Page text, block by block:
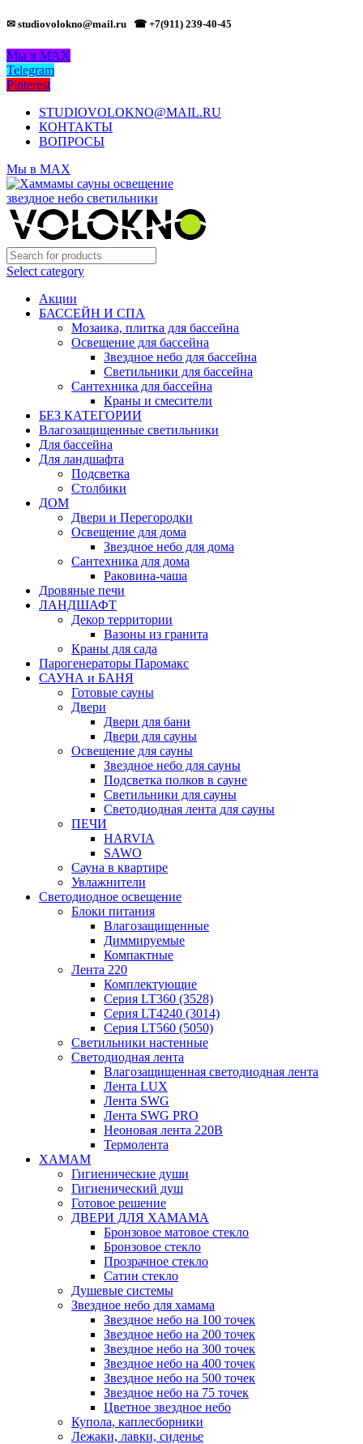
✉ studiovolokno@mail.ru ☎ +7(911) 239-40-45
Мы в MAX
Telegram
Pinterest
STUDIOVOLOKNO@MAIL.RU
КОНТАКТЫ
ВОПРОСЫ
Мы в MAX
Select category
Акции
БАССЕЙН И СПА
Мозаика, плитка для бассейна
Освещение для бассейна
Звездное небо для бассейна
Светильники для бассейна
Сантехника для бассейна
Краны и смесители
БЕЗ КАТЕГОРИИ
Влагозащищенные светильники
Для бассейна
Для ландшафта
Подсветка
Столбики
ДОМ
Двери и Перегородки
Освещение для дома
Звездное небо для дома
Сантехника для дома
Раковина-чаша
Дровяные печи
ЛАНДШАФТ
Декор территории
Вазоны из гранита
Краны для сада
Парогенераторы Паромакс
САУНА и БАНЯ
Готовые сауны
Двери
Двери для бани
Двери для сауны
Освещение для сауны
Звездное небо для сауны
Подсветка полков в сауне
Светильники для сауны
Светодиодная лента для сауны
ПЕЧИ
HARVIA
SAWO
Сауна в квартире
Увлажнители
Светодиодное освещение
Блоки питания
Влагозащищенные
Диммируемые
Компактные
Лента 220
Комплектующие
Серия LT360 (3528)
Серия LT4240 (3014)
Серия LT560 (5050)
Светильники настенные
Светодиодная лента
Влагозащищенная светодиодная лента
Лента LUX
Лента SWG
Лента SWG PRO
Неоновая лента 220В
Термолента
ХАМАМ
Гигиенические души
Гигиенический душ
Готовое решение
ДВЕРИ ДЛЯ ХАМАМА
Бронзовое матовое стекло
Бронзовое стекло
Прозрачное стекло
Сатин стекло
Душевые системы
Звездное небо для хамама
Звездное небо на 100 точек
Звездное небо на 200 точек
Звездное небо на 300 точек
Звездное небо на 400 точек
Звездное небо на 500 точек
Звездное небо на 75 точек
Цветное звездное небо
Купола, каплесборники
Лежаки, лавки, сиденье